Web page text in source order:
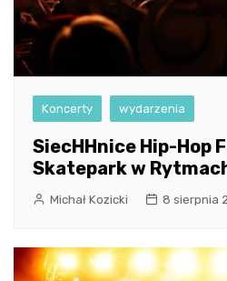
Koncerty wydarzenia
SiecHHnice Hip-Hop
Skatepark w
Michał Kozicki 8 sierpnia